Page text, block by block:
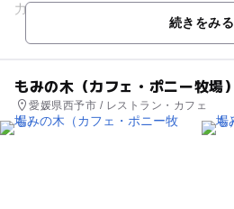
力。 施設内にはローラーすべり台をはじめ、ザイルクライミン
続きをみる
もみの木（カフェ・ポニー牧場）
愛媛県西予市 / レストラン・カフェ